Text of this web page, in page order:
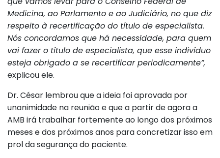
Medicina, ao Parlamento e ao Judiciário, no que diz
respeito à recertificação do título de especialista.
Nós concordamos que há necessidade, para quem
vai fazer o título de especialista, que esse indivíduo
esteja obrigado a se recertificar periodicamente”,
explicou ele.
Dr. César lembrou que a ideia foi aprovada por
unanimidade na reunião e que a partir de agora a
AMB irá trabalhar fortemente ao longo dos próximos
meses e dos próximos anos para concretizar isso em
prol da segurança do paciente.